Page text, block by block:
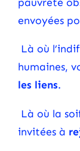
envoyées
Là où
humaines,
les liens.
Là où la
invitées à